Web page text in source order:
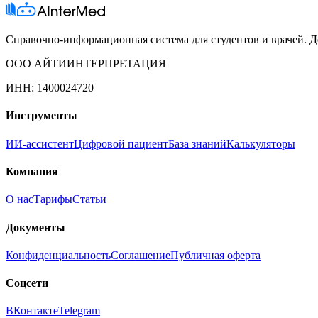
Справочно-информационная система для студентов и врачей.
ООО АЙТИИНТЕРПРЕТАЦИЯ
ИНН: 1400024720
Инструменты
ИИ-ассистентЦифровой пациентБаза знанийКалькуляторы
Компания
О насТарифыСтатьи
Документы
КонфиденциальностьСоглашениеПубличная оферта
Соцсети
ВКонтактеTelegram